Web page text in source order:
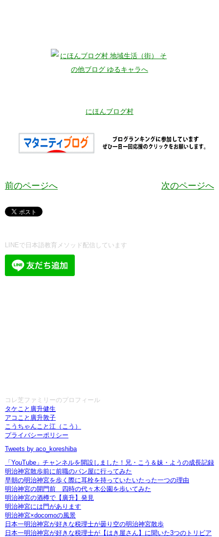
にほんブログ村
前のページへ 次のページへ
LINEで日本語教育メソッド配信しています
コレ芝ファミリーのプロフィール
タケこと廣升健生
アコこと廣升敦子
こうちゃんこと江（こう）
プライバシーポリシー
Tweets by aco_koreshiba
「YouTube」チャンネルを開設しました！兄・こう＆妹・ようの成長記録
明治神宮散歩前に前職のパン屋に行ってみた
早朝の明治神宮を歩く際に耳栓を持っていたいたった一つの理由
明治神宮の開門前 四時の代々木公園を歩いてみた
明治神宮の酒樽で【廣升】発見
明治神宮には門があります
明治神宮×docomoの風景
日本一明治神宮が好きな税理士が曇り空の明治神宮散歩
日本一明治神宮が好きな税理士が【はき屋さん】に聞いた3つのトリビア